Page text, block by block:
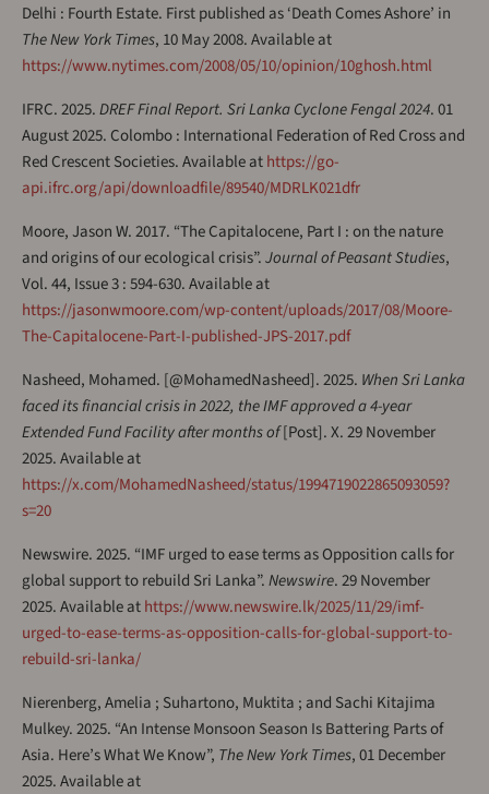
Delhi : Fourth Estate. First published as ‘Death Comes Ashore’ in
The New York Times, 10 May 2008. Available at
https://www.nytimes.com/2008/05/10/opinion/10ghosh.html
IFRC. 2025.DREF Final Report. Sri Lanka Cyclone Fengal 2024. 01
August 2025. Colombo : International Federation of Red Cross and
Red Crescent Societies. Available athttps://go-
api.ifrc.org/api/downloadfile/89540/MDRLK021dfr
Moore, Jason W. 2017. “The Capitalocene, Part I : on the nature
and origins of our ecological crisis”.Journal of Peasant Studies,
Vol. 44, Issue 3 : 594-630. Available at
https://jasonwmoore.com/wp-content/uploads/2017/08/Moore-
The-Capitalocene-Part-I-published-JPS-2017.pdf
Nasheed, Mohamed. [@MohamedNasheed]. 2025. When Sri Lanka
faced its financial crisis in 2022, the IMF approved a 4-year
Extended Fund Facility after months of[Post]. X. 29 November
2025. Available at
https://x.com/MohamedNasheed/status/1994719022865093059?
s=20
Newswire. 2025. “IMF urged to ease terms as Opposition calls for
global support to rebuild Sri Lanka”.Newswire. 29 November
2025. Available athttps://www.newswire.lk/2025/11/29/imf-
urged-to-ease-terms-as-opposition-calls-for-global-support-to-
rebuild-sri-lanka/
Nierenberg, Amelia ; Suhartono, Muktita ; and Sachi Kitajima
Mulkey. 2025. “An Intense Monsoon Season Is Battering Parts of
Asia. Here’s What We Know”, The New York Times, 01 December
2025. Available at